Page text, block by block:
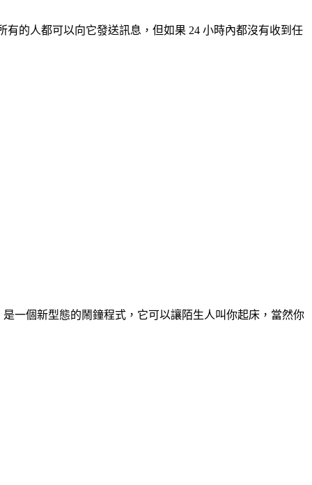
有的人都可以向它發送訊息，但如果 24 小時內都沒有收到任
一個新型態的鬧鐘程式，它可以讓陌生人叫你起床，當然你